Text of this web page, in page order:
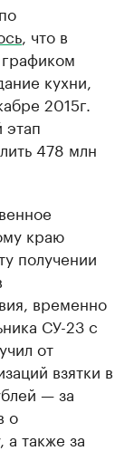
, что в
кухни,
2015г.
этап
478 млн
краю
получении
временно
СУ-23 с
от
взятки в
— за
о
а также за